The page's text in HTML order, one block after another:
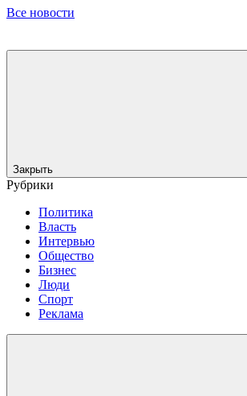
Все новости
Закрыть
Рубрики
Политика
Власть
Интервью
Общество
Бизнес
Люди
Спорт
Реклама